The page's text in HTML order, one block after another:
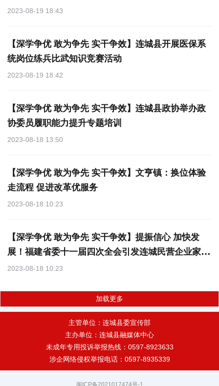
2023-08-19 18:43
【深学争优 敢为争先 实干争效】连城县开展医保系
统岗位练兵比武知识竞赛活动
2023-08-19 18:42
【深学争优 敢为争先 实干争效】连城县政协举办政
协委员履职能力提升专题培训
2023-08-18 13:50
【深学争优 敢为争先 实干争效】文亨镇：换位体验
走流程 促进改革优服务
2023-08-18 10:23
【深学争优 敢为争先 实干争效】提振信心 加快发
展！福建省委十一届四次全会引发连城民营企业家热
烈反响
2023-08-18 10:23
加载更多
主管单位：连城县委宣传部
主办单位：连城县融媒体中心
未成年专用投诉举报热线：0597-8923633
涉企网络侵权举报电话：0597-8935339